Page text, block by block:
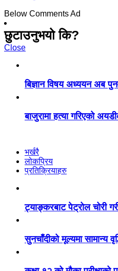
Below Comments Ad
छुटाउनुभयो कि?
Close
बिज्ञान विषय अध्ययन अब
बाजुरामा हत्या गरिएको
भर्खरै
लोकप्रिय
प्रतिक्रियाहरु
ट्याङ्करबाट पेट्रोल चोरी
सुनचाँदीको मूल्यमा सामान्य